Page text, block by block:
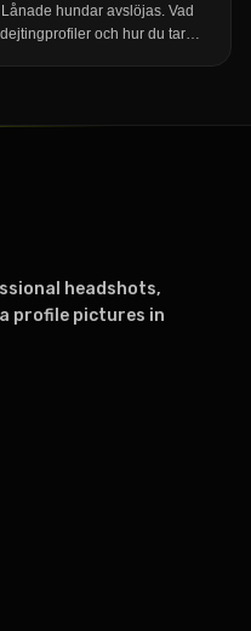
hundar avslöjas. Vad
och hur du tar
headshots,
profile pictures in